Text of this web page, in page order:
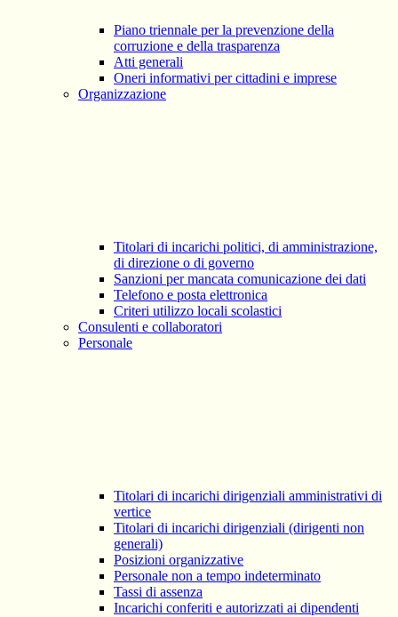
Piano triennale per la prevenzione della
corruzione e della trasparenza
Atti generali
Oneri informativi per cittadini e imprese
Organizzazione
Titolari di incarichi politici, di amministrazione,
di direzione o di governo
Sanzioni per mancata comunicazione dei dati
Telefono e posta elettronica
Criteri utilizzo locali scolastici
Consulenti e collaboratori
Personale
Titolari di incarichi dirigenziali amministrativi di
vertice
Titolari di incarichi dirigenziali (dirigenti non
generali)
Posizioni organizzative
Personale non a tempo indeterminato
Tassi di assenza
Incarichi conferiti e autorizzati ai dipendenti